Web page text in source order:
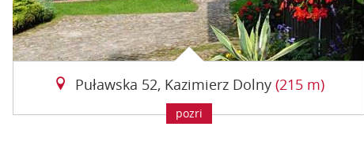
Puławska 52, Kazimierz Dolny(215 m)
pozri